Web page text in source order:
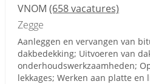
VNOM (658 vacatures)
Zegge
Aanleggen en vervangen van
dakbedekking; Uitvoeren van
onderhoudswerkzaamheden;
lekkages; Werken aan platte en